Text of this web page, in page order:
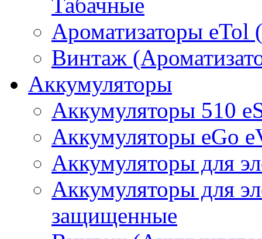
Ароматизаторы eTol
Винтаж
Аккумуляторы
Аккумуляторы 510
Аккумуляторы eGo
Аккумуляторы для
Аккумуляторы для
защищенные